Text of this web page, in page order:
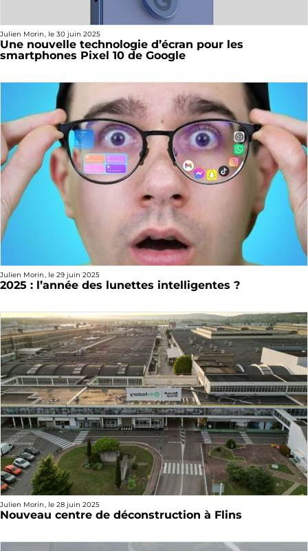
Julien Morin, le 30 juin 2025
Une nouvelle technologie d’écran pour les
smartphones Pixel 10 de Google
Julien Morin, le 29 juin 2025
2025 : l’année des lunettes intelligentes ?
Julien Morin, le 28 juin 2025
Nouveau centre de déconstruction à Flins